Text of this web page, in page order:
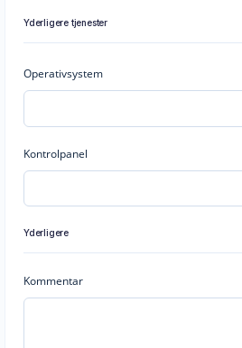
Yderligere tjenester
Operativsystem
Kontrolpanel
Yderligere
Kommentar